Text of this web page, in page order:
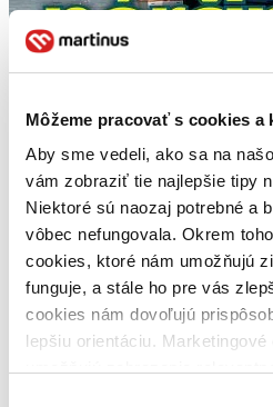
Môžeme pracovať s cookies a
Aby sme vedeli, ako sa na
vám zobraziť tie najlepšie tipy
Niektoré sú naozaj potrebné a
vôbec nefungovala. Okrem
cookies, ktoré nám umožňujú
funguje, a stále ho pre vás
cookies nám dovoľujú
lepšiu orientáciu.
Nórčina - konverzácia
so slovníkom a gramatikou
Krajina fjordov a nedotknutej
častejší turistický cieľ. Hoci sa v
po anglicky, znalosť základov
bežných konverzačných fráz ...
Knihabrožovaná väzba